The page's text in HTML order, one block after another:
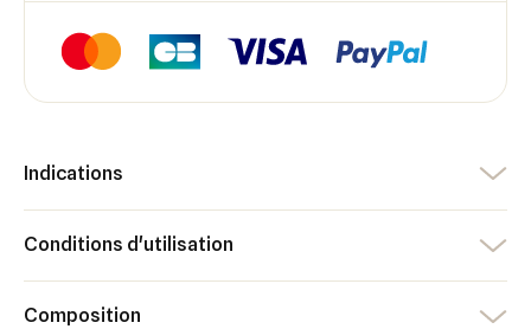
Indications
Conditions d'utilisation
Composition
Créer une nouvelle liste